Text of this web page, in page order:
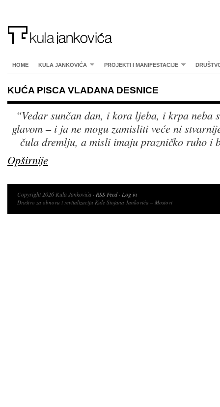
HOME KULA JANKOVIĆA PROJEKTI I MANIFESTACIJE
KUĆA PISCA VLADANA DESNICE
“Vedar sunčan dan, i kora ljeba, i krpa neba
glavom – i ja ne mogu zamisliti veće ni
čula dremlju, a misli imaju prazničko ruho i
Opširnije
Copyright 2026 Kula Jankovića · RSS Feed· Log in
Društvo za obnovu i revitalizaciju Kule Stojana Jankovića – Mostovi